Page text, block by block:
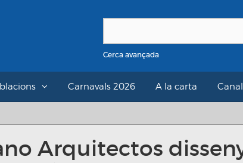
Cerca avançada
Carnavals 2026 A la carta
Arquitectos